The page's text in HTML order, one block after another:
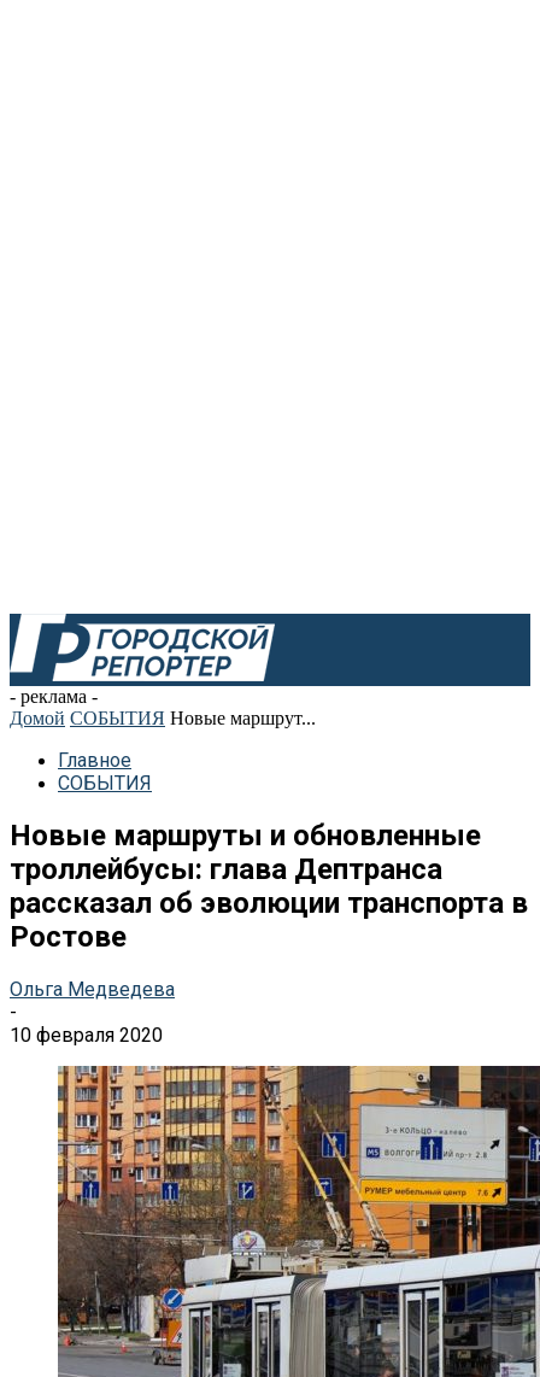
- реклама -
Домой СОБЫТИЯ Новые маршрут...
Главное
СОБЫТИЯ
Новые маршруты и обновленные
троллейбусы: глава Дептранса
рассказал об эволюции транспорта в
Ростове
Ольга Медведева
-
10 февраля 2020